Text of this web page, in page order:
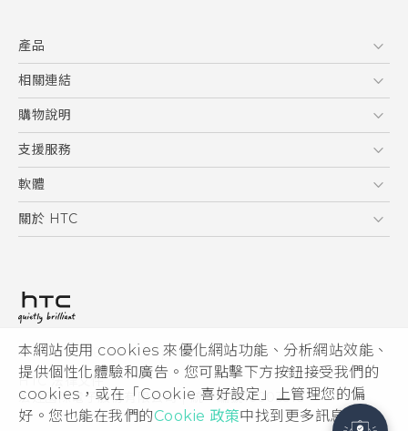
本網站使用 cookies 來優化網站功能、分析網站效能、
提供個性化體驗和廣告。您可點擊下方按鈕接受我們的
cookies，或在「Cookie 喜好設定」上管理您的偏
好。您也能在我們的Cookie 政策中找到更多訊息。
產品
5G
智慧型手機
配件
相關連結
HTC Research
購物說明
購物須知
訂單管理
付款方式
支援服務
到府收送維修服務
服務中心資訊
客戶服務佈告欄
軟體
應用程式
HTC Sync Manager
關於 HTC
投資人
隱私權政策
產品安全性
Cookie
© 2011-2026 HTC Corporation
HTC 法律文件
宏達國際電子股份有限公司 | 統一編號16003518